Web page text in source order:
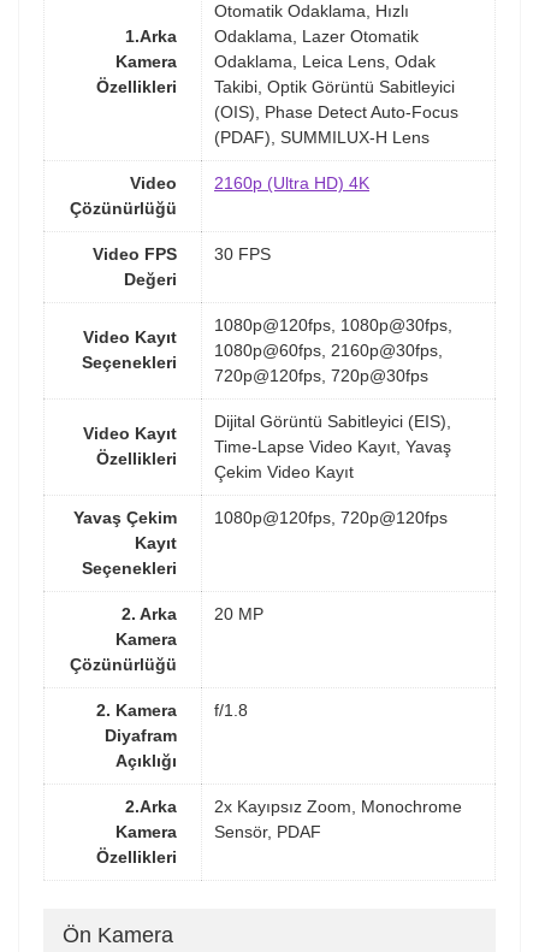
1.Arka
Kamera
Özellikleri
Otomatik Odaklama, Hızlı
Odaklama, Lazer Otomatik
Odaklama, Leica Lens, Odak
Takibi, Optik Görüntü Sabitleyici
(OIS), Phase Detect Auto-Focus
(PDAF), SUMMILUX-H Lens
Video
Çözünürlüğü
2160p (Ultra HD) 4K
Video FPS
Değeri
30 FPS
Video Kayıt
Seçenekleri
1080p@120fps, 1080p@30fps,
1080p@60fps, 2160p@30fps,
720p@120fps, 720p@30fps
Video Kayıt
Özellikleri
Dijital Görüntü Sabitleyici (EIS),
Time-Lapse Video Kayıt, Yavaş
Çekim Video Kayıt
Yavaş Çekim
Kayıt
Seçenekleri
1080p@120fps, 720p@120fps
2. Arka
Kamera
Çözünürlüğü
20 MP
2. Kamera
Diyafram
Açıklığı
f/1.8
2.Arka
Kamera
Özellikleri
2x Kayıpsız Zoom, Monochrome
Sensör, PDAF
Ön Kamera